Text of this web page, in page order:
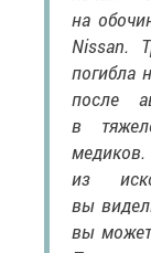
на
Nissan.
погибла
после
в
из
вы
вы